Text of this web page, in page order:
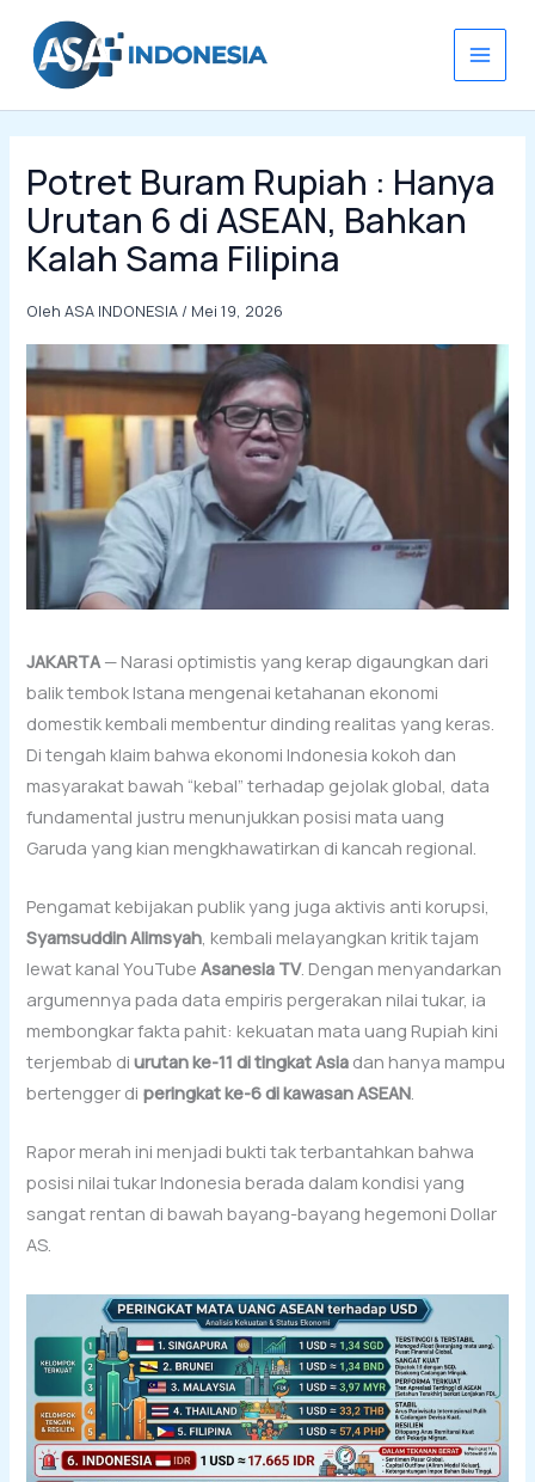
konten
Potret Buram Rupiah : Hanya
Urutan 6 di ASEAN, Bahkan
Kalah Sama Filipina
OlehASA INDONESIA / Mei 19, 2026
JAKARTA — Narasi optimistis yang kerap digaungkan dari
balik tembok Istana mengenai ketahanan ekonomi
domestik kembali membentur dinding realitas yang keras.
Di tengah klaim bahwa ekonomi Indonesia kokoh dan
masyarakat bawah “kebal” terhadap gejolak global, data
fundamental justru menunjukkan posisi mata uang
Garuda yang kian mengkhawatirkan di kancah regional.
Pengamat kebijakan publik yang juga aktivis anti korupsi,
Syamsuddin Alimsyah , kembali melayangkan kritik tajam
lewat kanal YouTubeAsanesia TV. Dengan menyandarkan
argumennya pada data empiris pergerakan nilai tukar, ia
membongkar fakta pahit: kekuatan mata uang Rupiah kini
terjembab diurutan ke-11 di tingkat Asia dan hanya mampu
bertengger di peringkat ke-6 di kawasan ASEAN
Rapor merah ini menjadi bukti tak terbantahkan bahwa
posisi nilai tukar Indonesia berada dalam kondisi yang
sangat rentan di bawah bayang-bayang hegemoni Dollar
AS.